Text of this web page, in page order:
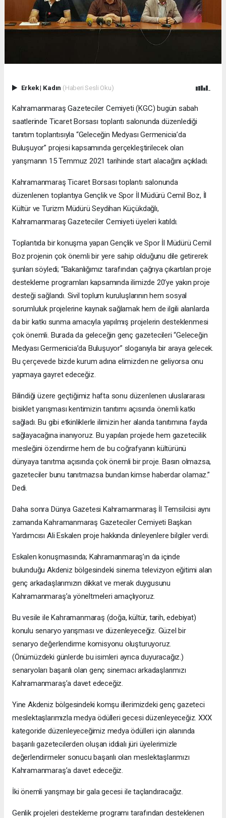
Erkek| Kadın (Haberi Sesli Oku)
Kahramanmaraş Gazeteciler Cemiyeti (KGC) bugün sabah
saatlerinde Ticaret Borsası toplantı salonunda düzenlediği
tanıtım toplantısıyla “Geleceğin Medyası Germenicia’da
Buluşuyor” projesi kapsamında gerçekleştirilecek olan
yarışmanın 15 Temmuz 2021 tarihinde start alacağını açıkladı.
Kahramanmaraş Ticaret Borsası toplantı salonunda
düzenlenen toplantıya Gençlik ve Spor İl Müdürü Cemil Boz, İl
Kültür ve Turizm Müdürü Seydihan Küçükdağlı,
Kahramanmaraş Gazeteciler Cemiyeti üyeleri katıldı.
Toplantıda bir konuşma yapan Gençlik ve Spor İl Müdürü Cemil
Boz projenin çok önemli bir yere sahip olduğunu dile getirerek
şunları söyledi; “Bakanlığımız tarafından çağrıya çıkartılan proje
destekleme programları kapsamında ilimizde 20’ye yakın proje
desteği sağlandı. Sivil toplum kuruluşlarının hem sosyal
sorumluluk projelerine kaynak sağlamak hem de ilgili alanlarda
da bir katkı sunma amacıyla yapılmış projelerin desteklenmesi
çok önemli. Burada da geleceğin genç gazetecileri “Geleceğin
Medyası Germenicia’da Buluşuyor” sloganıyla bir araya gelecek.
Bu çerçevede bizde kurum adına elimizden ne geliyorsa onu
yapmaya gayret edeceğiz.
Bilindiği üzere geçtiğimiz hafta sonu düzenlenen uluslararası
bisiklet yarışması kentimizin tanıtımı açısında önemli katkı
sağladı. Bu gibi etkinliklerle ilimizin her alanda tanıtımına fayda
sağlayacağına inanıyoruz. Bu yapılan projede hem gazetecilik
mesleğini özendirme hem de bu coğrafyanın kültürünü
dünyaya tanıtma açısında çok önemli bir proje. Basın olmazsa,
gazeteciler bunu tanıtmazsa bundan kimse haberdar olamaz.”
Dedi.
Daha sonra Dünya Gazetesi Kahramanmaraş İl Temsilcisi aynı
zamanda Kahramanmaraş Gazeteciler Cemiyeti Başkan
Yardımcısı Ali Eskalen proje hakkında dinleyenlere bilgiler verdi.
Eskalen konuşmasında; Kahramanmaraş’ın da içinde
bulunduğu Akdeniz bölgesindeki sinema televizyon eğitimi alan
genç arkadaşlarımızın dikkat ve merak duygusunu
Kahramanmaraş’a yöneltmeleri amaçlıyoruz.
Bu vesile ile Kahramanmaraş (doğa, kültür, tarih, edebiyat)
konulu senaryo yarışması ve düzenleyeceğiz. Güzel bir
senaryo değerlendirme komisyonu oluşturuyoruz.
(Önümüzdeki günlerde bu isimleri ayrıca duyuracağız.)
senaryoları başarılı olan genç sinemacı arkadaşlarımızı
Kahramanmaraş’a davet edeceğiz.
Yine Akdeniz bölgesindeki komşu illerimizdeki genç gazeteci
meslektaşlarımızla medya ödülleri gecesi düzenleyeceğiz. XXX
kategoride düzenleyeceğimiz medya ödülleri için alanında
başarılı gazetecilerden oluşan iddialı jüri üyelerimizle
değerlendirmeler sonucu başarılı olan meslektaşlarımızı
Kahramanmaraş’a davet edeceğiz.
İki önemli yarışmayı bir gala gecesi ile taçlandıracağız.
Genlik projeleri destekleme programı tarafından desteklenen